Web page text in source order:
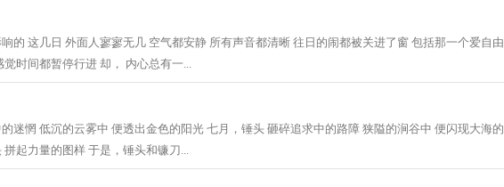
的 这几日 外面人寥寥无几 空气都安静 所有声音都清晰 往日的闹都被关进了窗 包括那一个爱自由
时间都暂停行进 却， 内心总有一...
迷惘 低沉的云雾中 便透出金色的阳光 七月，锤头 砸碎追求中的路障 狭隘的涧谷中 便闪现大海的
起力量的图样 于是，锤头和镰刀...